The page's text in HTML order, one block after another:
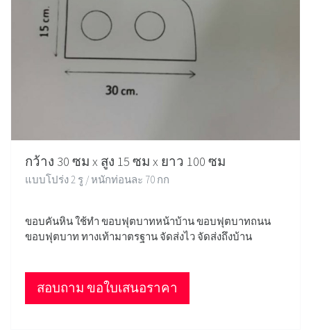
กว้าง 30 ซม x สูง 15 ซม x ยาว 100 ซม
แบบโปร่ง 2 รู / หนักท่อนละ 70 กก
ขอบคันหิน ใช้ทำ ขอบฟุตบาทหน้าบ้าน ขอบฟุตบาทถนน
ขอบฟุตบาท ทางเท้ามาตรฐาน จัดส่งไว จัดส่งถึงบ้าน
สอบถาม ขอใบเสนอราคา